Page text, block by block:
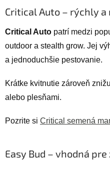
Critical Auto – rýchly
Critical Auto patrí medzi
outdoor a stealth grow. Jej
a jednoduchšie pestovanie.
Krátke kvitnutie zároveň
alebo plesňami.
Pozrite si Critical semená
Easy Bud – vhodná